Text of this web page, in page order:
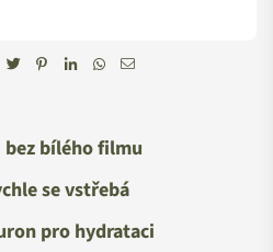
bez bílého filmu
se vstřebá
pro hydrataci